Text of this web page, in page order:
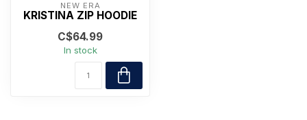
NEW ERA
KRISTINA ZIP HOODIE
C$64.99
In stock